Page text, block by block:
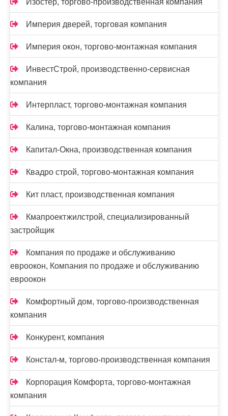
Изостер, торгово-производственная компания
Империя дверей, торговая компания
Империя окон, торгово-монтажная компания
ИнвестСтрой, производственно-сервисная
компания
Интерпласт, торгово-монтажная компания
Калина, торгово-монтажная компания
Капитал-Окна, производственная компания
Квадро строй, торгово-монтажная компания
Кит пласт, производственная компания
Кмапроектжилстрой, специализированный
застройщик
Компания по продаже и обслуживанию
евроокон, Компания по продаже и обслуживанию
евроокон
Комфортный дом, торгово-производственная
компания
Конкурент, компания
Констал-м, торгово-производственная компания
Корпорация Комфорта, торгово-монтажная
компания